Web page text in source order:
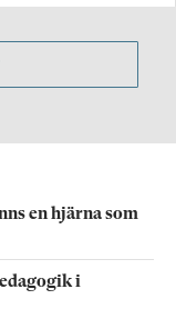
en hjärna som
i